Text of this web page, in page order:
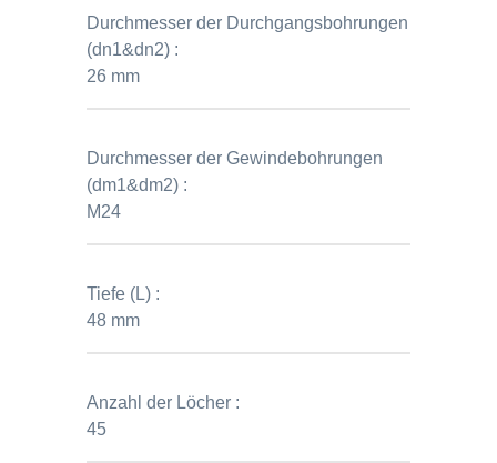
Durchmesser der Durchgangsbohrungen
(dn1&dn2) :
26 mm
Durchmesser der Gewindebohrungen
(dm1&dm2) :
M24
Tiefe (L) :
48 mm
Anzahl der Löcher :
45